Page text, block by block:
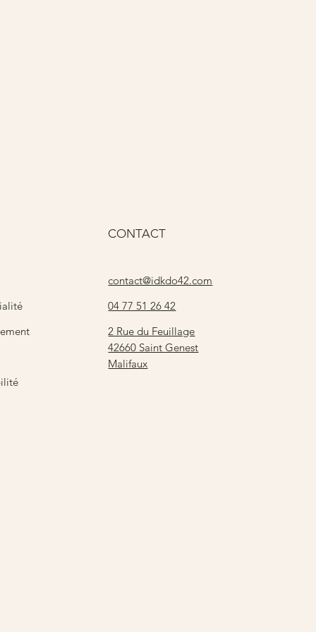
CONTACT
contact@idkdo42.com
04 77 51 26 42
2 Rue du Feuillage
42660 Saint Genest
Malifaux